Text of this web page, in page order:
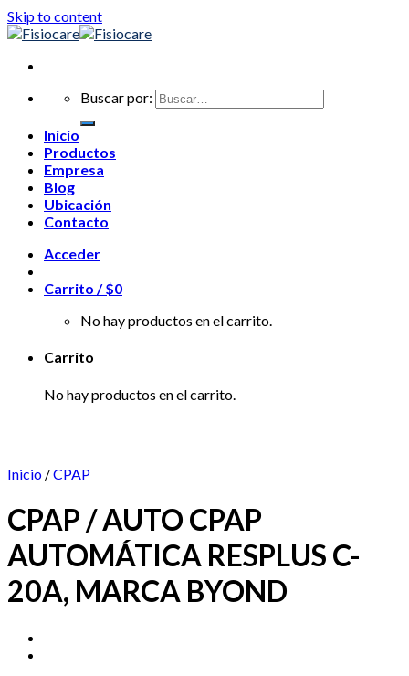
Skip to content
Buscar por:
Inicio
Productos
Empresa
Blog
Ubicación
Contacto
Acceder
Carrito /$0
No hay productos en el carrito.
Carrito
No hay productos en el carrito.
Inicio /CPAP
CPAP / AUTO CPAP
AUTOMÁTICA RESPLUS C-
20A, MARCA BYOND